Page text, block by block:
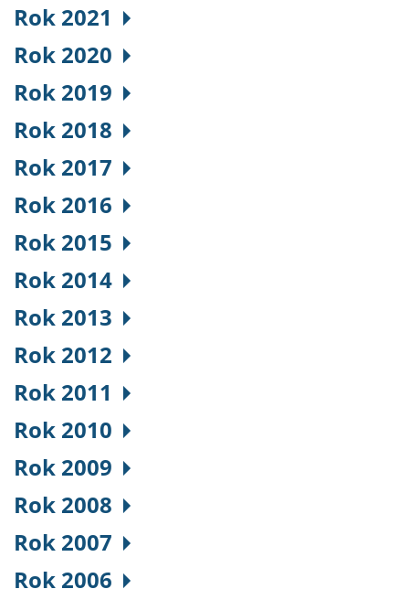
Rok 2021
Rok 2020
Rok 2019
Rok 2018
Rok 2017
Rok 2016
Rok 2015
Rok 2014
Rok 2013
Rok 2012
Rok 2011
Rok 2010
Rok 2009
Rok 2008
Rok 2007
Rok 2006